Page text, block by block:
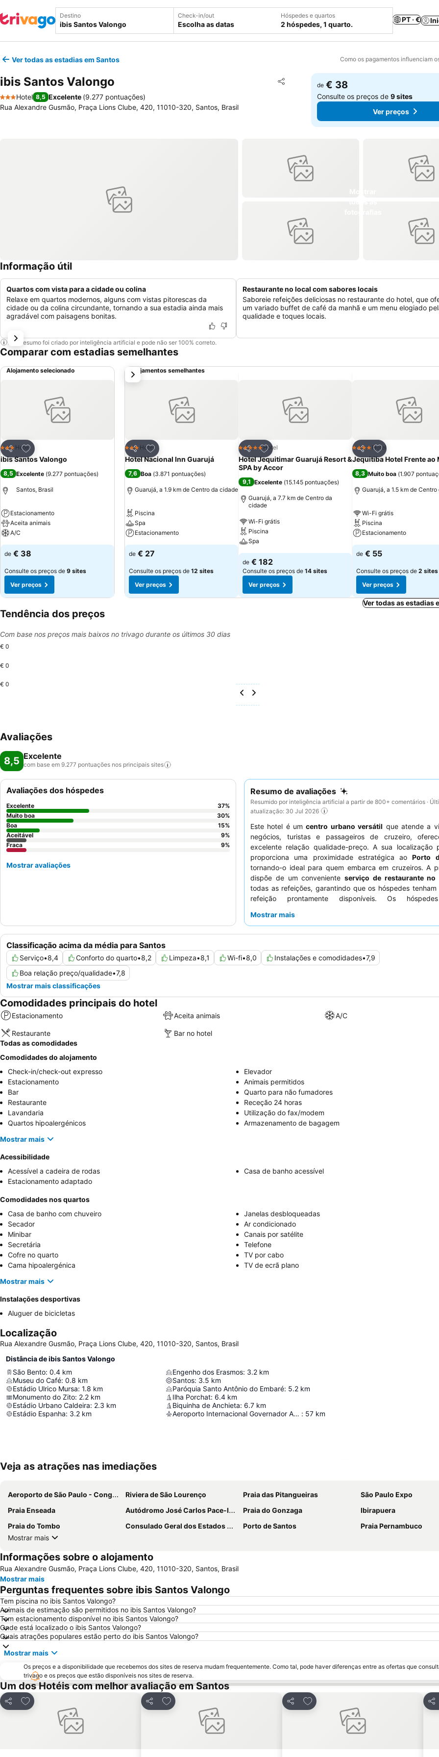
Destino Check-in/out
Escolha as datas
Hóspedes e quartos
2 hóspedes, 1 quarto.
PT · €
Ver todas as estadias em Santos Como os pagamentos influenciam
ibis Santos Valongo Partilhar
Adicionar aos favoritos
3 Estrelas
Hotel 8,5 Excelente (9.277 pontuações)
Rua Alexandre Gusmão, Praça Lions Clube, 420, 11010-320, Santos, Brasil
de € 38
Consulte os preços de9 sites
Ver preços
Informação útil
Quartos com vista para a cidade ou colina
Relaxe em quartos modernos, alguns com vistas pitorescas da
cidade ou da colina circundante, tornando a sua estadia ainda mais
agradável com paisagens bonitas.
Restaurante no local com sabores locais
Saboreie refeições deliciosas no restaurante do hotel, que
um variado buffet de café da manhã e um menu elogiado
qualidade e toques locais.
Este resumo foi criado por inteligência artificial e pode não ser 100% correto.
Comparar com estadias semelhantes
Alojamento selecionado
Partilhar
Adicionar aos favoritos
3 Estrelas
Hotel
ibis Santos Valongo
8,5 Excelente (9.277 pontuações)
Santos, Brasil
Estacionamento
Aceita animais
A/C
de € 38
Consulte os preços de 9 sites
Ver preços
Alojamentos semelhantes
Partilhar
Adicionar aos favoritos
3 Estrelas
Hotel
Hotel Nacional Inn Guarujá
7,6 Boa (3.871 pontuações)
Guarujá, a 1.9 km de Centro da cidade
Piscina
Spa
Estacionamento
de € 27
Consulte os preços de 12 sites
Ver preços
Partilhar
Adicionar aos favoritos
5 EstrelasHotel
Hotel Jequitimar Guarujá Resort &
SPA by Accor
9,1 Excelente (15.145 pontuações)
Guarujá, a 7.7 km de Centro da
cidade
Wi-Fi grátis
Piscina
Spa
de € 182
Consulte os preços de 14 sites
Ver preços
Partilhar
Adicionar aos
4 EstrelasHotel
Jequitiba Hotel Frente ao
8,3 Muito boa (1.907
Guarujá, a 1.5 km de
Wi-Fi grátis
Piscina
Estacionamento
de € 55
Consulte os preços de 2 sites
Ver preços
próximo
Ver todas as estadias
Tendência dos preços
Com base nos preços mais baixos no trivago durante os últimos 30 dias
€ 0
€ 0
€ 0
Avaliações
8,5 Excelente
com base em 9.277 pontuações nos principais sites
Resumo de avaliações
Resumido por inteligência artificial a partir de 800+ comentários ·
atualização: 30 Jul 2026
Este hotel é umcentro urbano versátil que atende a
negócios, turistas e passageiros de cruzeiro,
excelente relação qualidade-preço. A sua localização
proporciona uma proximidade estratégica aoPorto
tornando-o ideal para quem embarca em cruzeiros. A
dispõe de um convenienteserviço de restaurante no
todas as refeições, garantindo que os hóspedes
refeição prontamente disponíveis. Os
buffet de pequeno-almoço variado e fresco
Mostrar mais
Classificação acima da média para Santos
Serviço•8,4 Conforto do quarto•8,2 Limpeza•8,1 Wi-fi•8,0 Instalações e comodidades•7,9
Boa relação preço/qualidade•7,8
Mostrar mais classificações
Avaliações dos hóspedes
Excelente 37%
Muito boa
30%
Boa
15%
Aceitável
9%
Fraca
9%
Mostrar avaliações
Comodidades principais do hotel
Estacionamento Aceita animais A/C
Restaurante
Bar no hotel
Todas as comodidades
Comodidades do alojamento
Check-in/check-out expresso
Elevador
Estacionamento
Animais permitidos
Bar
Quarto para não fumadores
Restaurante
Receção 24 horas
Lavandaria
Utilização do fax/modem
Quartos hipoalergénicos
Armazenamento de bagagem
Mostrar mais
Acessibilidade
Acessível a cadeira de rodas
Casa de banho acessível
Estacionamento adaptado
Comodidades nos quartos
Casa de banho com chuveiro
Janelas desbloqueadas
Secador
Ar condicionado
Minibar
Canais por satélite
Secretária
Telefone
Cofre no quarto
TV por cabo
Cama hipoalergénica
TV de ecrã plano
Mostrar mais
Instalações desportivas
Aluguer de bicicletas
Localização
Rua Alexandre Gusmão, Praça Lions Clube, 420, 11010-320, Santos, Brasil
Distância de ibis Santos Valongo
São Bento: 0.4 km
Museu do Café: 0.8 km
Estádio Ulrico Mursa: 1.8 km
Monumento do Zito: 2.2 km
Estádio Urbano Caldeira: 2.3 km
Estádio Espanha: 3.2 km
Engenho dos Erasmos: 3.2 km
Santos: 3.5 km
Paróquia Santo Antônio do Embaré: 5.2 km
Ilha Porchat: 6.4 km
Biquinha de Anchieta: 6.7 km
Aeroporto Internacional Governador André Franco Montoro : 57 km
Veja as atrações nas imediações
Aeroporto de São Paulo - Congonhas Riviera de São Lourenço Praia das Pitangueiras
São Paulo Expo
Praia Enseada
Autódromo José Carlos Pace-Interlagos Praia do Gonzaga
Ibirapuera
Praia do Tombo
Consulado Geral dos Estados Unidos Porto de Santos
Praia Pernambuco
Mostrar mais
Informações sobre o alojamento
Rua Alexandre Gusmão, Praça Lions Clube, 420, 11010-320, Santos, Brasil
Mostrar mais
Perguntas frequentes sobre ibis Santos Valongo
Tem piscina no ibis Santos Valongo?
Animais de estimação são permitidos no ibis Santos Valongo?
Tem estacionamento disponível no ibis Santos Valongo?
Onde está localizado o ibis Santos Valongo?
Quais atrações populares estão perto do ibis Santos Valongo?
Mostrar mais
Os preços e a disponibilidade que recebemos dos sites de reserva mudam frequentemente. Como tal, pode haver diferenças entre as ofertas que
trivago e os preços que estão disponíveis nos sites de reserva.
Um dos Hotéis com melhor avaliação em Santos
Partilhar
Adicionar aos favoritos
Partilhar
Adicionar aos favoritos
Partilhar
Adicionar aos favoritos